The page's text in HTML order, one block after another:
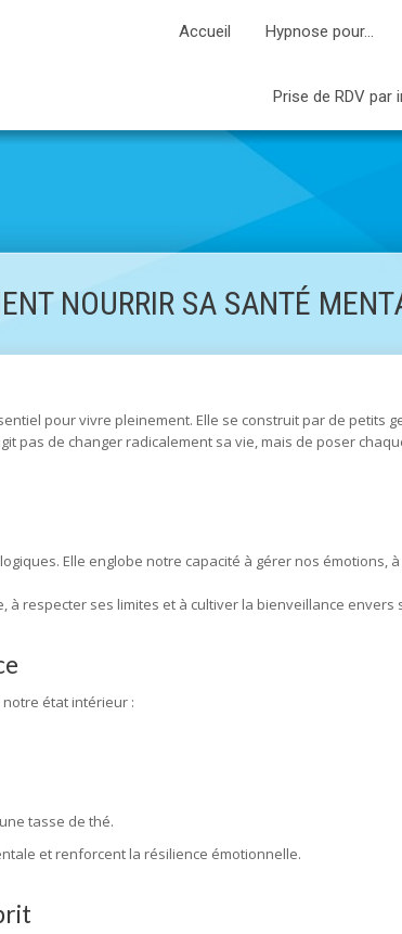
Accueil Hypnose pour…
Prise de RDV par
NOURRIR SA SANTÉ
pour vivre pleinement. Elle se construit par de petits
pas de changer radicalement sa vie, mais de poser
Elle englobe notre capacité à gérer nos
respecter ses limites et à cultiver la bienveillance envers
état intérieur :
tasse de thé.
et renforcent la résilience émotionnelle.